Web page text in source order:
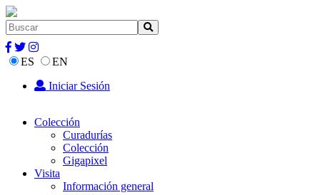
ES
EN
Iniciar Sesión
Colección
Curadurías
Colección
Gigapixel
Visita
Información general